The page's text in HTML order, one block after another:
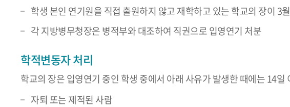
학생 본인 연기원을 직접 출원하지 않고 재학하고 있는 학교의 장이
각 지방병무청장은 병적부와 대조하여 직권으로 입영연기 처분
학적변동자 처리
학교의 장은 입영연기 중인 학생 중에서 아래 사유가 발생한 때에는 14
자퇴 또는 제적된 사람